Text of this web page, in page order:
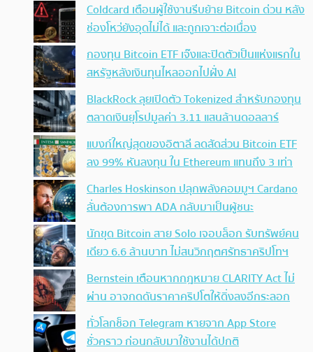
Coldcard เตือนผู้ใช้งานรีบย้าย Bitcoin ด่วน หลัง
ช่องโหว่ยังอุดไม่ได้ และถูกเจาะต่อเนื่อง
กองทุน Bitcoin ETF เจ๊งและปิดตัวเป็นแห่งแรกใน
สหรัฐหลังเงินทุนไหลออกไปฝั่ง AI
BlackRock ลุยเปิดตัว Tokenized สำหรับกองทุน
ตลาดเงินยุโรปมูลค่า 3.11 แสนล้านดอลลาร์
แบงก์ใหญ่สุดของอิตาลี ลดสัดส่วน Bitcoin ETF
ลง 99% หันลงทุน ใน Ethereum แทนถึง 3 เท่า
Charles Hoskinson ปลุกพลังคอมมูฯ Cardano
ลั่นต้องการพา ADA กลับมาเป็นผู้ชนะ
นักขุด Bitcoin สาย Solo เจอบล็อก รับทรัพย์คน
เดียว 6.6 ล้านบาท ไม่สนวิกฤตศรัทธาคริปโทฯ
Bernstein เตือนหากกฎหมาย CLARITY Act ไม่
ผ่าน อาจกดดันราคาคริปโตให้ดิ่งลงอีกระลอก
ทั่วโลกช็อก Telegram หายจาก App Store
ชั่วคราว ก่อนกลับมาใช้งานได้ปกติ